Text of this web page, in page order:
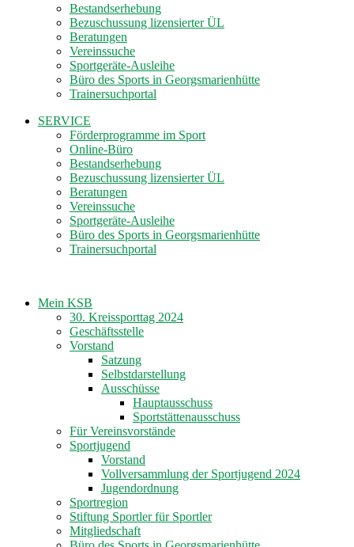
Bestandserhebung
Bezuschussung lizensierter ÜL
Beratungen
Vereinssuche
Sportgeräte-Ausleihe
Büro des Sports in Georgsmarienhütte
Trainersuchportal
SERVICE
Förderprogramme im Sport
Online-Büro
Bestandserhebung
Bezuschussung lizensierter ÜL
Beratungen
Vereinssuche
Sportgeräte-Ausleihe
Büro des Sports in Georgsmarienhütte
Trainersuchportal
Mein KSB
30. Kreissporttag 2024
Geschäftsstelle
Vorstand
Satzung
Selbstdarstellung
Ausschüsse
Hauptausschuss
Sportstättenausschuss
Für Vereinsvorstände
Sportjugend
Vorstand
Vollversammlung der Sportjugend 2024
Jugendordnung
Sportregion
Stiftung Sportler für Sportler
Mitgliedschaft